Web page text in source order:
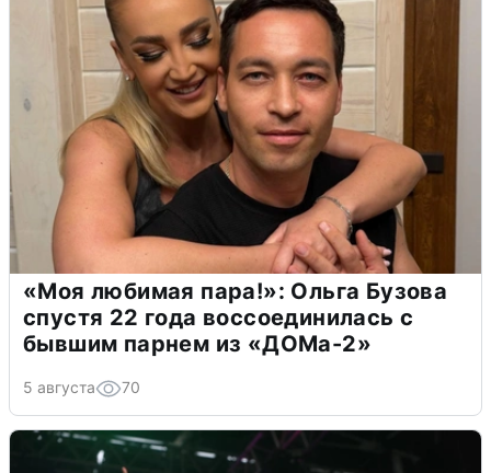
«Моя любимая пара!»: Ольга Бузова
спустя 22 года воссоединилась с
бывшим парнем из «ДОМа-2»
5 августа 70